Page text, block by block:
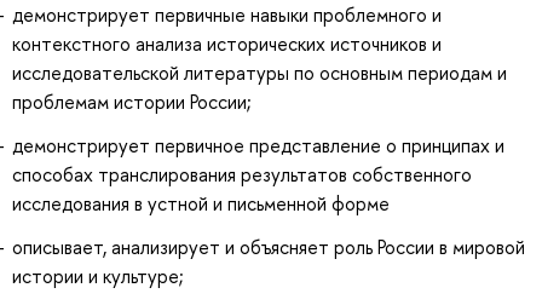
демонстрирует первичные навыки проблемного и
контекстного анализа исторических источников и
исследовательской литературы по основным периодам и
проблемам истории России;
демонстрирует первичное представление о принципах и
способах транслирования результатов собственного
исследования в устной и письменной форме
описывает, анализирует и объясняет роль России в мировой
истории и культуре;